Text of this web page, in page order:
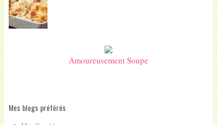
Amoureusement Soupe
Mes blogs préférés